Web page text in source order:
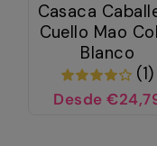
Casaca
Cuello Mao
Blanco
(1)
Desde